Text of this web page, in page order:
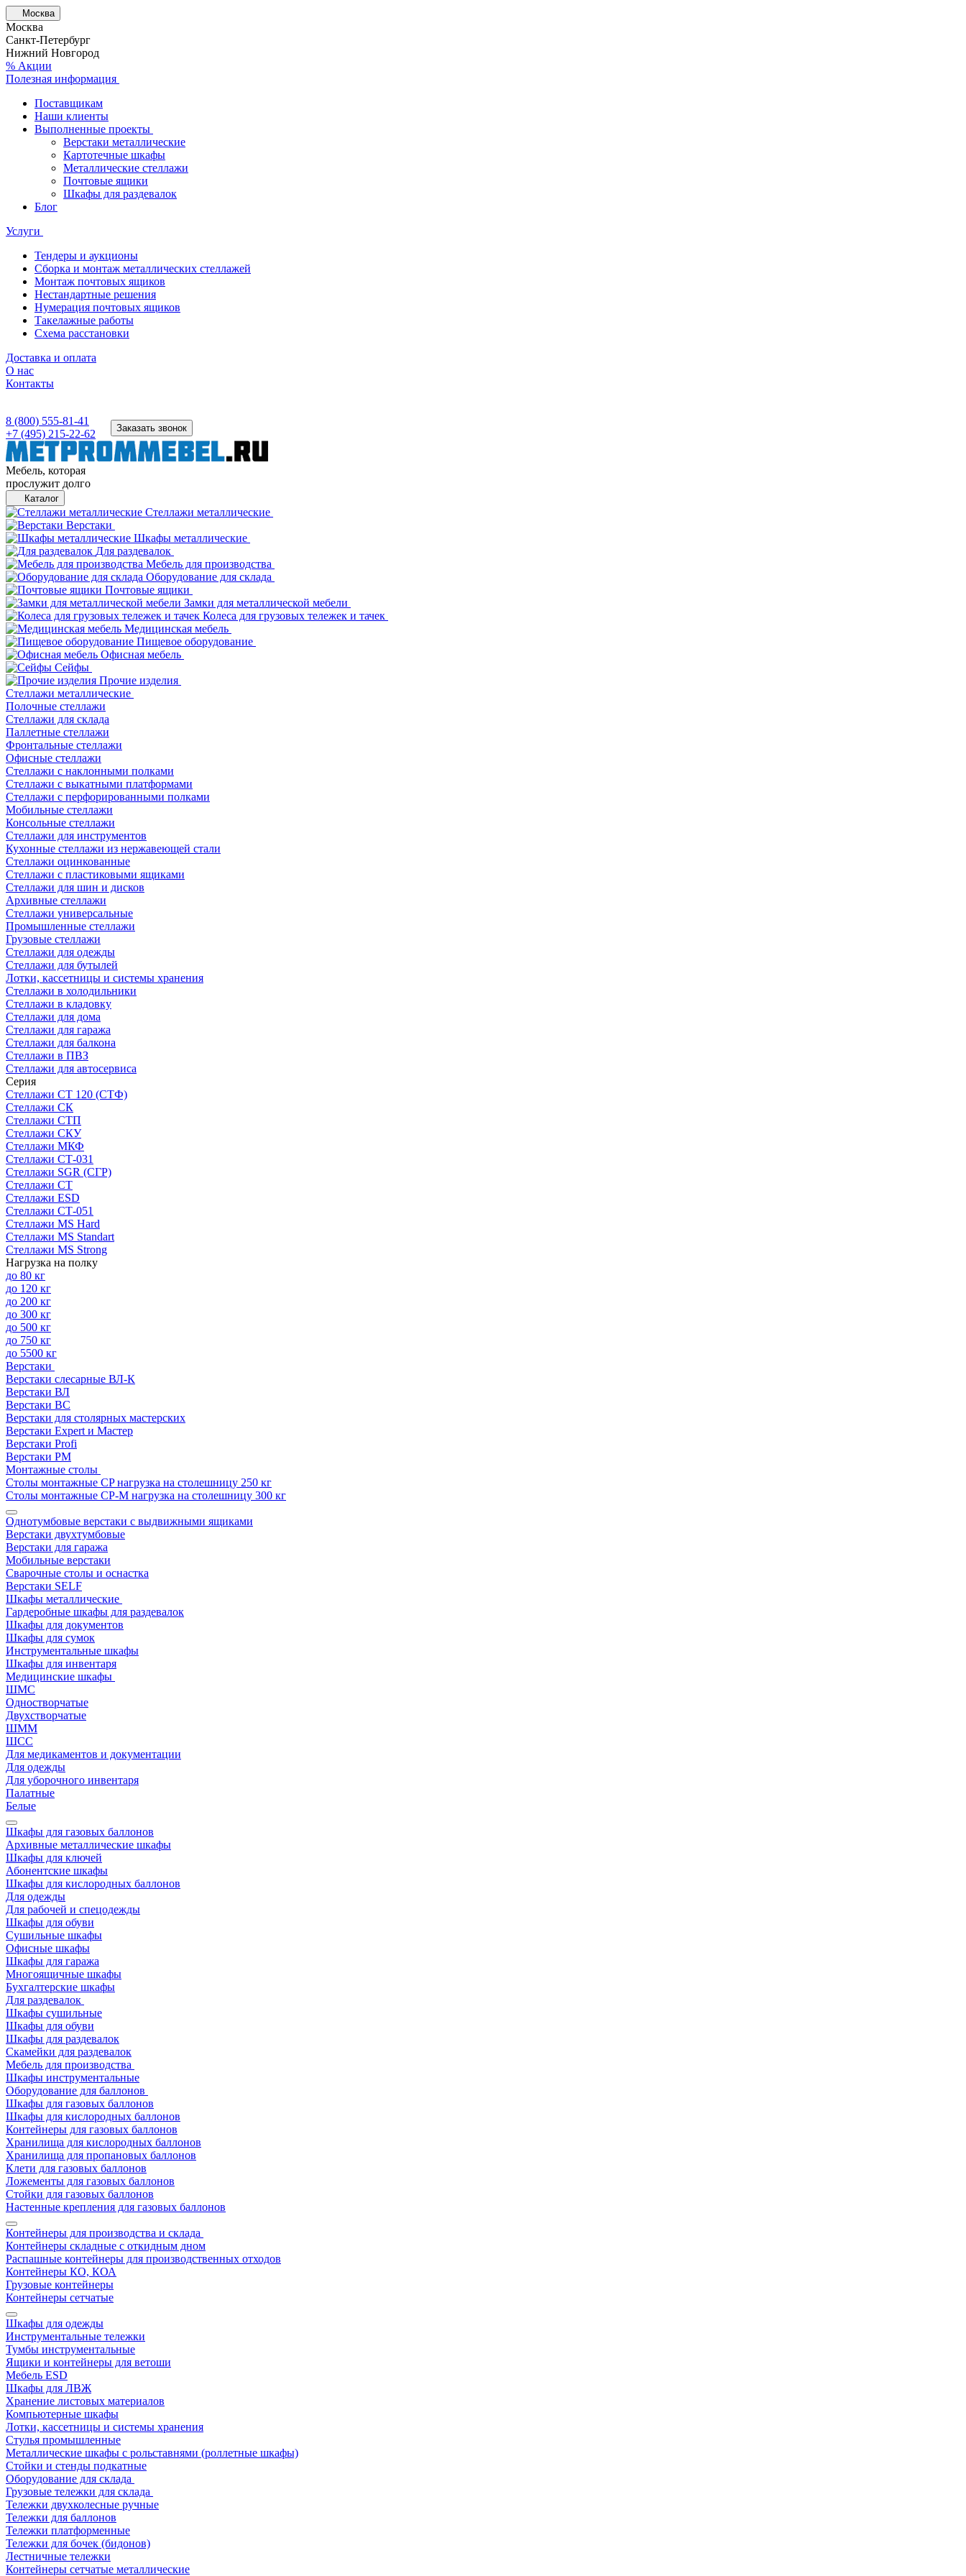
Москва
Москва
Санкт-Петербург
Нижний Новгород
% Акции
Полезная информация
Поставщикам
Наши клиенты
Выполненные проекты
Верстаки металлические
Картотечные шкафы
Металлические стеллажи
Почтовые ящики
Шкафы для раздевалок
Блог
Услуги
Тендеры и аукционы
Сборка и монтаж металлических стеллажей
Монтаж почтовых ящиков
Нестандартные решения
Нумерация почтовых ящиков
Такелажные работы
Схема расстановки
Доставка и оплата
О нас
Контакты
8 (800) 555-81-41
+7 (495) 215-22-62
Заказать звонок
Мебель, которая
прослужит долго
Каталог
Стеллажи металлические
Верстаки
Шкафы металлические
Для раздевалок
Мебель для производства
Оборудование для склада
Почтовые ящики
Замки для металлической мебели
Колеса для грузовых тележек и тачек
Медицинская мебель
Пищевое оборудование
Офисная мебель
Сейфы
Прочие изделия
Стеллажи металлические
Полочные стеллажи
Стеллажи для склада
Паллетные стеллажи
Фронтальные стеллажи
Офисные стеллажи
Стеллажи с наклонными полками
Стеллажи с выкатными платформами
Стеллажи с перфорированными полками
Мобильные стеллажи
Консольные стеллажи
Стеллажи для инструментов
Кухонные стеллажи из нержавеющей стали
Стеллажи оцинкованные
Стеллажи с пластиковыми ящиками
Стеллажи для шин и дисков
Архивные стеллажи
Стеллажи универсальные
Промышленные стеллажи
Грузовые стеллажи
Стеллажи для одежды
Стеллажи для бутылей
Лотки, кассетницы и системы хранения
Стеллажи в холодильники
Стеллажи в кладовку
Стеллажи для дома
Стеллажи для гаража
Стеллажи для балкона
Стеллажи в ПВЗ
Стеллажи для автосервиса
Серия
Стеллажи СТ 120 (СТФ)
Стеллажи СК
Стеллажи СТП
Стеллажи СКУ
Стеллажи МКФ
Стеллажи СТ-031
Стеллажи SGR (СГР)
Стеллажи СТ
Стеллажи ESD
Стеллажи СТ-051
Стеллажи MS Hard
Стеллажи MS Standart
Стеллажи MS Strong
Нагрузка на полку
до 80 кг
до 120 кг
до 200 кг
до 300 кг
до 500 кг
до 750 кг
до 5500 кг
Верстаки
Верстаки слесарные ВЛ-К
Верстаки ВЛ
Верстаки ВС
Верстаки для столярных мастерских
Верстаки Expert и Мастер
Верстаки Profi
Верстаки РМ
Монтажные столы
Столы монтажные СP нагрузка на столешницу 250 кг
Столы монтажные СР-М нагрузка на столешницу 300 кг
Однотумбовые верстаки с выдвижными ящиками
Верстаки двухтумбовые
Верстаки для гаража
Мобильные верстаки
Сварочные столы и оснастка
Верстаки SELF
Шкафы металлические
Гардеробные шкафы для раздевалок
Шкафы для документов
Шкафы для сумок
Инструментальные шкафы
Шкафы для инвентаря
Медицинские шкафы
ШМС
Одностворчатые
Двухстворчатые
ШММ
ШСС
Для медикаментов и документации
Для одежды
Для уборочного инвентаря
Палатные
Белые
Шкафы для газовых баллонов
Архивные металлические шкафы
Шкафы для ключей
Абонентские шкафы
Шкафы для кислородных баллонов
Для одежды
Для рабочей и спецодежды
Шкафы для обуви
Сушильные шкафы
Офисные шкафы
Шкафы для гаража
Многоящичные шкафы
Бухгалтерские шкафы
Для раздевалок
Шкафы сушильные
Шкафы для обуви
Шкафы для раздевалок
Скамейки для раздевалок
Мебель для производства
Шкафы инструментальные
Оборудование для баллонов
Шкафы для газовых баллонов
Шкафы для кислородных баллонов
Контейнеры для газовых баллонов
Хранилища для кислородных баллонов
Хранилища для пропановых баллонов
Клети для газовых баллонов
Ложементы для газовых баллонов
Стойки для газовых баллонов
Настенные крепления для газовых баллонов
Контейнеры для производства и склада
Контейнеры складные с откидным дном
Распашные контейнеры для производственных отходов
Контейнеры КО, КОА
Грузовые контейнеры
Контейнеры сетчатые
Шкафы для одежды
Инструментальные тележки
Тумбы инструментальные
Ящики и контейнеры для ветоши
Мебель ESD
Шкафы для ЛВЖ
Хранение листовых материалов
Компьютерные шкафы
Лотки, кассетницы и системы хранения
Стулья промышленные
Металлические шкафы с рольставнями (роллетные шкафы)
Стойки и стенды подкатные
Оборудование для склада
Грузовые тележки для склада
Тележки двухколесные ручные
Тележки для баллонов
Тележки платформенные
Тележки для бочек (бидонов)
Лестничные тележки
Контейнеры сетчатые металлические